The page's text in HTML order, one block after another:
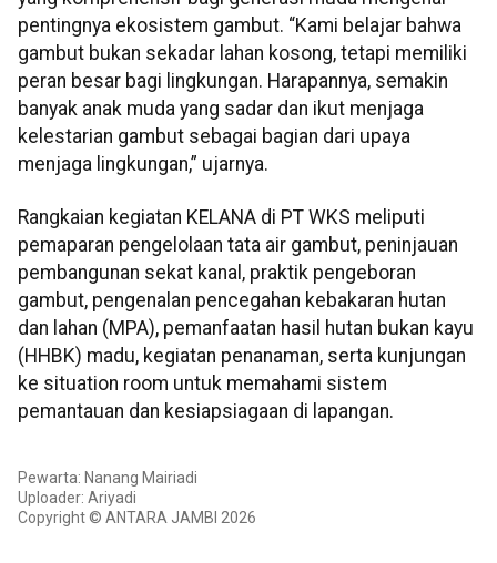
pentingnya ekosistem gambut. “Kami belajar bahwa
gambut bukan sekadar lahan kosong, tetapi memiliki
peran besar bagi lingkungan. Harapannya, semakin
banyak anak muda yang sadar dan ikut menjaga
kelestarian gambut sebagai bagian dari upaya
menjaga lingkungan,” ujarnya.
Rangkaian kegiatan KELANA di PT WKS meliputi
pemaparan pengelolaan tata air gambut, peninjauan
pembangunan sekat kanal, praktik pengeboran
gambut, pengenalan pencegahan kebakaran hutan
dan lahan (MPA), pemanfaatan hasil hutan bukan kayu
(HHBK) madu, kegiatan penanaman, serta kunjungan
ke situation room untuk memahami sistem
pemantauan dan kesiapsiagaan di lapangan.
Pewarta: Nanang Mairiadi
Uploader: Ariyadi
Copyright © ANTARA JAMBI 2026